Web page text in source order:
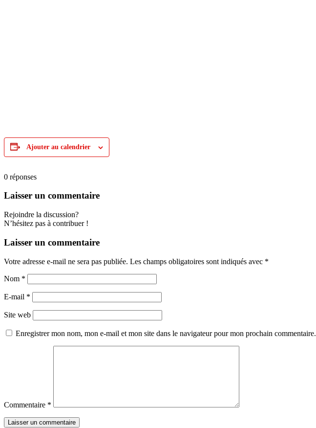
Ajouter au calendrier
0 réponses
Laisser un commentaire
Rejoindre la discussion?
N’hésitez pas à contribuer !
Laisser un commentaire
Votre adresse e-mail ne sera pas publiée. Les champs obligatoires sont indiqués avec *
Nom *
E-mail *
Site web
Enregistrer mon nom, mon e-mail et mon site dans le navigateur pour mon prochain commentaire.
Commentaire *